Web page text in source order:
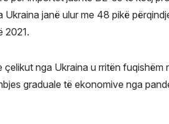
janë ulur me 48 pikë
2021.
nga Ukraina u rritën fuqishëm
graduale të ekonomive nga